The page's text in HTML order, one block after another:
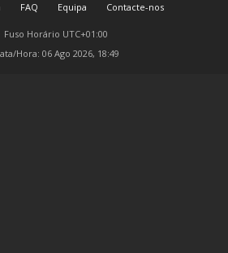
FAQ Equipa Contacte-nos
Fuso Horário UTC+01:00
Hora: 06 Ago 2026, 18:49